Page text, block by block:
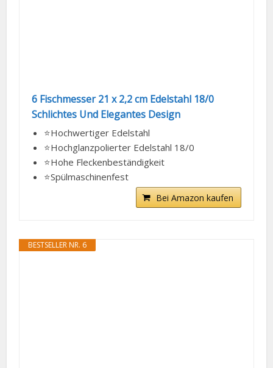
6 Fischmesser 21 x 2,2 cm Edelstahl 18/0
Schlichtes Und Elegantes Design
⭐Hochwertiger Edelstahl
⭐Hochglanzpolierter Edelstahl 18/0
⭐Hohe Fleckenbeständigkeit
⭐Spülmaschinenfest
Bei Amazon kaufen
BESTSELLER NR. 6